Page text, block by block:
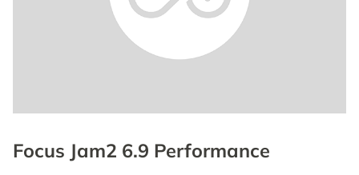
Focus Jam2 6.9 Performance